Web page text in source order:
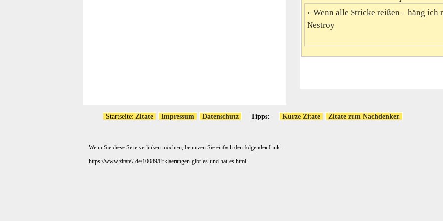
Wenn alle Stricke reißen – häng ich
Nestroy
Startseite: Zitate Impressum Datenschutz Tipps: Kurze Zitate Zitate zum Nachdenken
Wenn Sie diese Seite verlinken möchten, benutzen Sie einfach den folgenden Link:
https://www.zitate7.de/10089/Erklaerungen-gibt-es-und-hat-es.html